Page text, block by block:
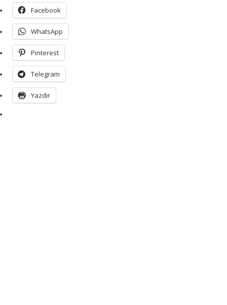
Facebook
WhatsApp
Pinterest
Telegram
Yazdır